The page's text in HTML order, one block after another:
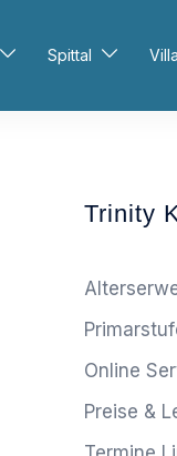
Spittal
Trinity
Online
Preise &